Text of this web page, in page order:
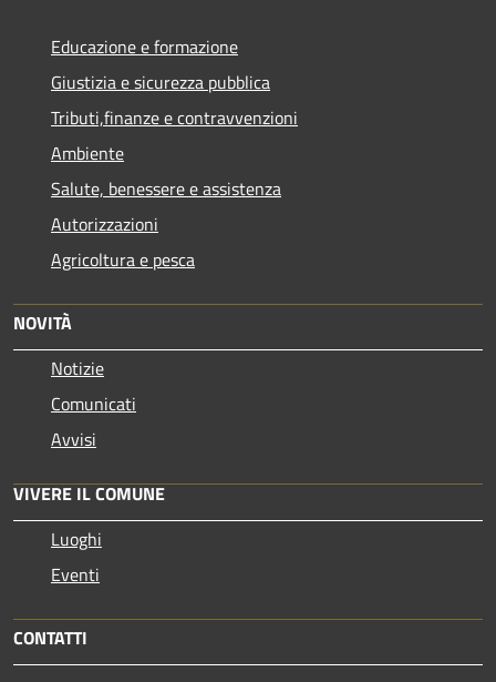
Educazione e formazione
Giustizia e sicurezza pubblica
Tributi,finanze e contravvenzioni
Ambiente
Salute, benessere e assistenza
Autorizzazioni
Agricoltura e pesca
NOVITÀ
Notizie
Comunicati
Avvisi
VIVERE IL COMUNE
Luoghi
Eventi
CONTATTI